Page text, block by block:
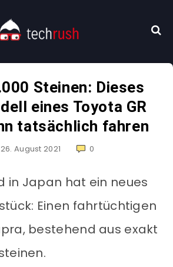
Steinen: Dieses
eines Toyota GR
tatsächlich fahren
26. August 2021 0
in Japan hat ein neues
Einen fahrtüchtigen
bestehend aus exakt